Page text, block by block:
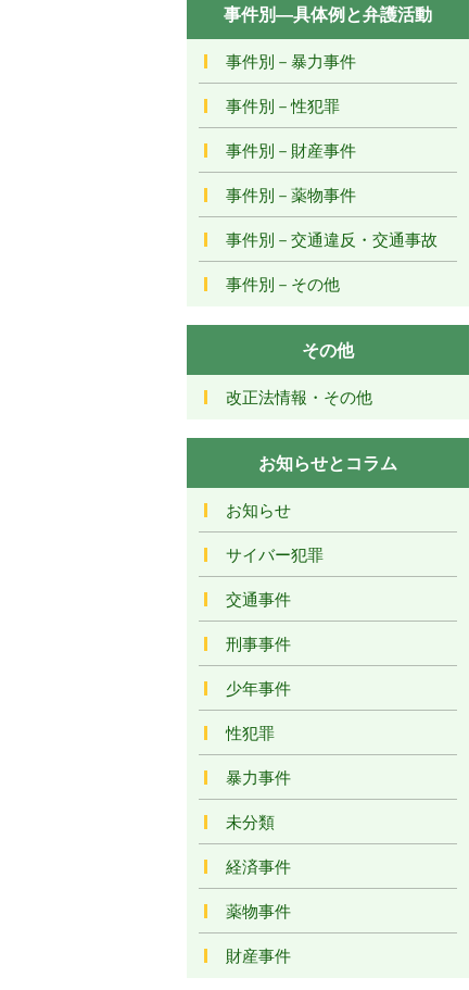
事件別―具体例と弁護活動
事件別－暴力事件
事件別－性犯罪
事件別－財産事件
事件別－薬物事件
事件別－交通違反・交通事故
事件別－その他
その他
改正法情報・その他
お知らせとコラム
お知らせ
サイバー犯罪
交通事件
刑事事件
少年事件
性犯罪
暴力事件
未分類
経済事件
薬物事件
財産事件